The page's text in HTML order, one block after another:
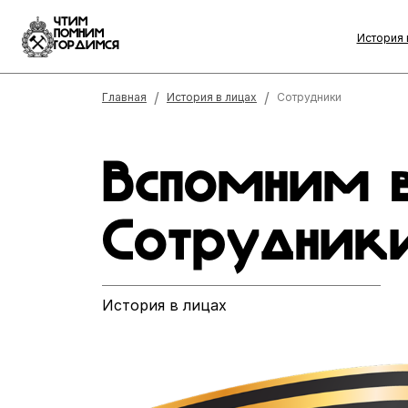
ЧТИМ
ПОМНИМ
ГОРДИМСЯ
История
Строка навигации
Главная История в лицах Сотрудники
Вспомним
История в лицах